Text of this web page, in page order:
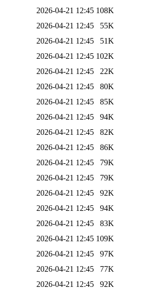
2026-04-21 12:45 108K
2026-04-21 12:45
55K
2026-04-21 12:45
51K
2026-04-21 12:45 102K
2026-04-21 12:45
22K
2026-04-21 12:45
80K
2026-04-21 12:45
85K
2026-04-21 12:45
94K
2026-04-21 12:45
82K
2026-04-21 12:45
86K
2026-04-21 12:45
79K
2026-04-21 12:45
79K
2026-04-21 12:45
92K
2026-04-21 12:45
94K
2026-04-21 12:45
83K
2026-04-21 12:45 109K
2026-04-21 12:45
97K
2026-04-21 12:45
77K
2026-04-21 12:45
92K